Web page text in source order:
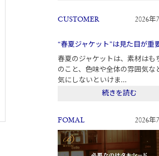
CUSTOMER 2026年
“春夏ジャケット”は見た目が重
春夏のジャケットは、素材はも
のこと、色味や全体の雰囲気な
気にしないといけま...
続きを読む
FOMAL 2026年